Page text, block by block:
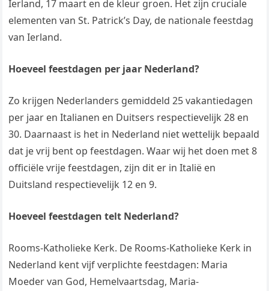
Ierland, 17 maart en de kleur groen. Het zijn cruciale
elementen van St. Patrick’s Day, de nationale feestdag
van Ierland.
Hoeveel feestdagen per jaar Nederland?
Zo krijgen Nederlanders gemiddeld 25 vakantiedagen
per jaar en Italianen en Duitsers respectievelijk 28 en
30. Daarnaast is het in Nederland niet wettelijk bepaald
dat je vrij bent op feestdagen. Waar wij het doen met 8
officiële vrije feestdagen, zijn dit er in Italië en
Duitsland respectievelijk 12 en 9.
Hoeveel feestdagen telt Nederland?
Rooms-Katholieke Kerk. De Rooms-Katholieke Kerk in
Nederland kent vijf verplichte feestdagen: Maria
Moeder van God, Hemelvaartsdag, Maria-